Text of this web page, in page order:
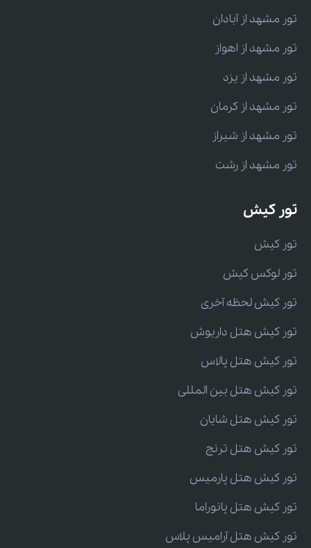
تور مشهد از آبادان
تور مشهد از اهواز
تور مشهد از یزد
تور مشهد از کرمان
تور مشهد از شیراز
تور مشهد از رشت
تور کیش
تور کیش
تور لوکس کیش
تور کیش لحظه آخری
تور کیش هتل داریوش
تور کیش هتل پالاس
تور کیش هتل بین المللی
تور کیش هتل شایان
تور کیش هتل ترنج
تور کیش هتل پارمیس
تور کیش هتل پانوراما
تور کیش هتل آرامیس پلاس